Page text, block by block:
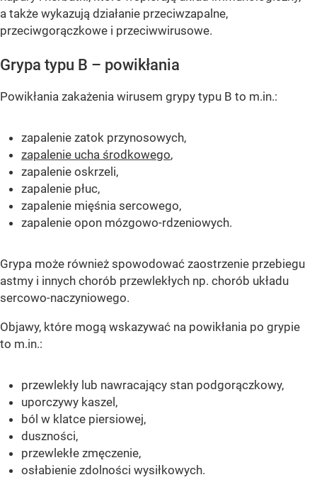
a także wykazują działanie przeciwzapalne,
przeciwgorączkowe i przeciwwirusowe.
Grypa typu B – powikłania
Powikłania zakażenia wirusem grypy typu B to m.in.:
zapalenie zatok przynosowych,
zapalenie ucha środkowego,
zapalenie oskrzeli,
zapalenie płuc,
zapalenie mięśnia sercowego,
zapalenie opon mózgowo-rdzeniowych.
Grypa może również spowodować zaostrzenie przebiegu
astmy i innych chorób przewlekłych np. chorób układu
sercowo-naczyniowego.
Objawy, które mogą wskazywać na powikłania po grypie
to m.in.:
przewlekły lub nawracający stan podgorączkowy,
uporczywy kaszel,
ból w klatce piersiowej,
duszności,
przewlekłe zmęczenie,
osłabienie zdolności wysiłkowych.